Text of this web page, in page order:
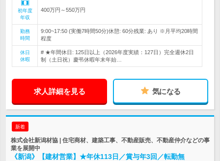
初年度
年収
400万円～550万円
勤務
時間
9:00~17:50 (実働7時間50分)休憩: 60分残業: あり ※月平均20時間
程度
休日
休暇
# ★年間休日: 125日以上（2026年度実績：127日）完全週休2日
制（土日祝）慶弔休暇年末年始…
求人詳細を見る 気になる
新着
株式会社新潟材協 | 住宅商材、建築工事、不動産販売、不動産仲介などの事
業を展開中
《新潟》【建材営業】★年休113日／賞与年3回／転勤無